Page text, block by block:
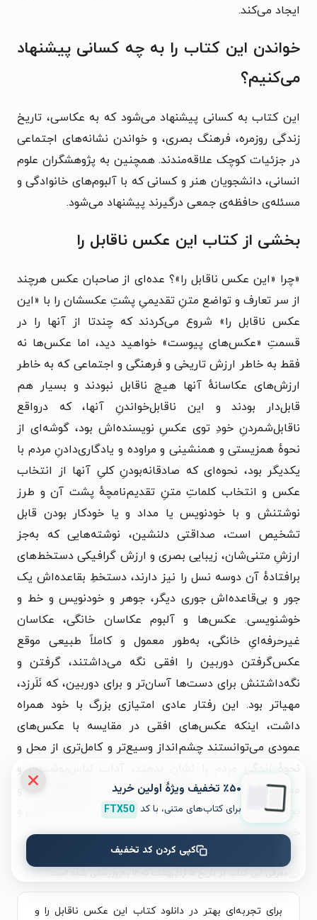
ایجاد می‌کند.
خواندن این کتاب را به چه کسانی پیشنهاد
می‌کنیم؟
این کتاب به کسانی پیشنهاد می‌شود که به عکاسی، تاریخ
زندگی روزمره، فرهنگ بصری، و خواندن نشانه‌های اجتماعی
در جزئیات کوچک علاقه‌مندند. همچنین به پژوهشگران علوم
انسانی، دانشجویان هنر و کسانی که با آلبوم‌های خانوادگی و
مسئله‌ی حافظه‌ی جمعی درگیرند پیشنهاد می‌شود.
بخشی از کتاب این عکس ناقابل را
«چرا «این عکس ناقابل را»؟ عده‌ای از صاحبان عکس هرچند
از سر تعارف و تواضع متنِ تقدیمیِ پشتِ عکسشان را با «این
عکس ناقابل را» شروع می‌کردند که چندتا از آنها را در
قسمتِ «عکس‌های پیوست» خواهید دید، اما عکس‌ها نه
فقط به خاطر ارزش تاریخی و فرهنگی و اجتماعی که به خاطر
ارزش‌های عکاسانهٔ آنها هیچ ناقابل نبودند و بسیار هم
قابل‌دار بودند و این ناقابل‌خواندنِ آنها، که در‌واقع
ناقابل‌شمردنِ خودِ توی عکسِ نویسنده‌اش بود، گوشه‌ای از
نحوهٔ همزیستی و همنشینی و مراوده و یادگاری‌دادنِ مردم با
یکدیگر بود، نحوه‌ای که صادقانه‌بودنِ کلیِ آنها از انتخاب
عکس و انتخاب کلماتِ متنِ تقدیم‌نامچهٔ پشت آن و طرز
نوشتنش و با خودنویس یا مداد و یا خودکار بودن قابل
تشخیص است، صداقتی دلنشین، نوشته‌هایی که به‌جز
ارزشِ متنی‌شان، زیبایی بصری و ارزش گرافیکی دستخط‌های
برافتادهٔ آن دوسه نسل را نیز دارند، دستخطِ بقاعده‌اش یک
جور و بی‌قاعده‌اش جوری دیگر، جوهر و خودنویس و خط و
خوشنویسی. عکس‌ها و آلبوم عکاسان خانگی، عکاسان
غیرحرفه‌ایِ خانگی، به‌طور معمول و کاملاً طبیعی موقع
عکس‌گرفتن دوربین را افقی نگه می‌داشتند، گرفتن و
نگه‌داشتنش برای دست‌ها آسان‌تر و برای دوربین، که نَلَرزد،
مهیاتر بود. این رفتار عادی امتیازی بزرگ با خود همراه
داشت، اینکه عکس‌های افقی در مقایسه با عکس‌های
عمودی می‌توانستند چشم‌انداز وسیع‌تر و کامل‌تری از محل و
نحوهٔ زندگی مردم را نشان بدهند، آداب لباس‌پوشیدن و
معاشرت‌کردن و نشست‌وبرخاست و مهمانداری و
بچه‌بزرگ‌کردن و رخت‌شستن و پیک‌نیک‌رفتن و کار و زندگی و
خوشبختی و بدبختی...»
معرفی این کتاب در تاریخ ۵ اردیبهشت ۱۴۰۵ به‌روزرسانی شده است.
برای تجربه‌ای بهتر در دانلود کتاب این عکس ناقابل را و
٪۵۰ تخفیف ویژۀ اولین خرید
برای کتاب‌های متنی، با کد FTX50
کپی کردن کد تخفیف